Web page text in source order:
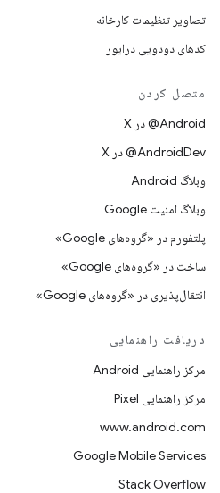
تصاویر تنظیمات کارخانه
کدهای دودویی درایور
متصل کردن
‫‎@Android در X
‫‎@AndroidDev در X
وبلاگ Android
وبلاگ امنیت Google
پلتفورم در «گروه‌های Google»
ساخت در «گروه‌های Google»
انتقال‌پذیری در «گروه‌های Google»
دریافت راهنمایی
مرکز راهنمایی Android
مرکز راهنمایی Pixel
www.android.com
Google Mobile Services
Stack Overflow